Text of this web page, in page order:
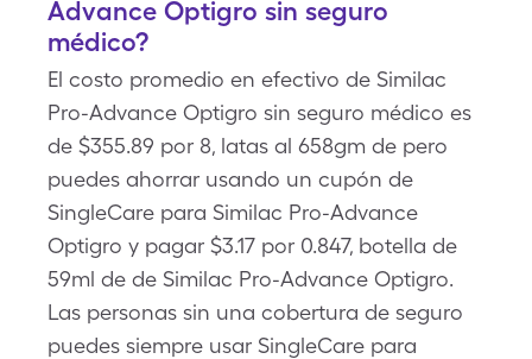
Advance Optigro sin seguro
médico?
El costo promedio en efectivo de Similac
Pro-Advance Optigro sin seguro médico es
de $355.89 por 8, latas al 658gm de pero
puedes ahorrar usando un cupón de
SingleCare para Similac Pro-Advance
Optigro y pagar $3.17 por 0.847, botella de
59ml de de Similac Pro-Advance Optigro.
Las personas sin una cobertura de seguro
puedes siempre usar SingleCare para